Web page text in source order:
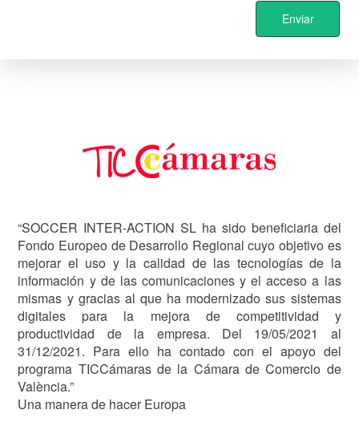
Enviar
“SOCCER INTER-ACTION SL ha sido beneficiaria del
Fondo Europeo de Desarrollo Regional cuyo objetivo es
mejorar el uso y la calidad de las tecnologías de la
información y de las comunicaciones y el acceso a las
mismas y gracias al que ha modernizado sus sistemas
digitales para la mejora de competitividad y
productividad de la empresa. Del 19/05/2021 al
31/12/2021. Para ello ha contado con el apoyo del
programa TICCámaras de la Cámara de Comercio de
València.”
Una manera de hacer Europa